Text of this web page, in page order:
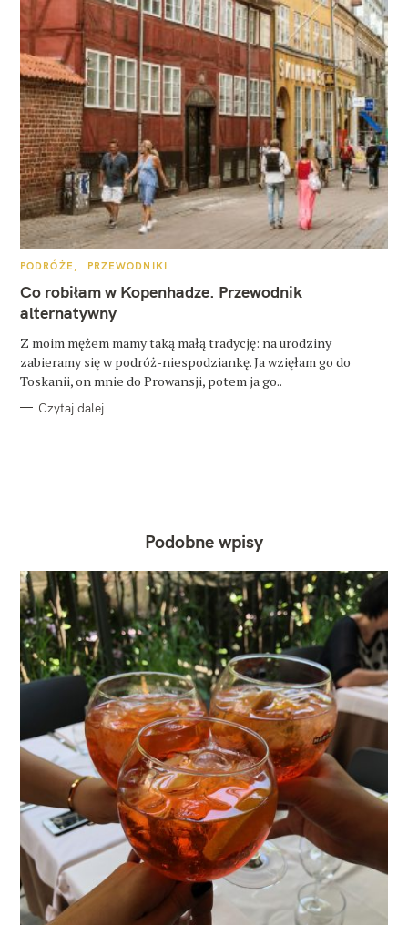
K
T
E
G
O
I
E
PODRÓŻE PRZEWODNIKI
Co robiłam w Kopenhadze. Przewodnik
alternatywny
Z moim mężem mamy taką małą tradycję: na urodziny
zabieramy się w podróż-niespodziankę. Ja wzięłam go do
Toskanii, on mnie do Prowansji, potem ja go..
Czytaj dalej
Podobne wpisy